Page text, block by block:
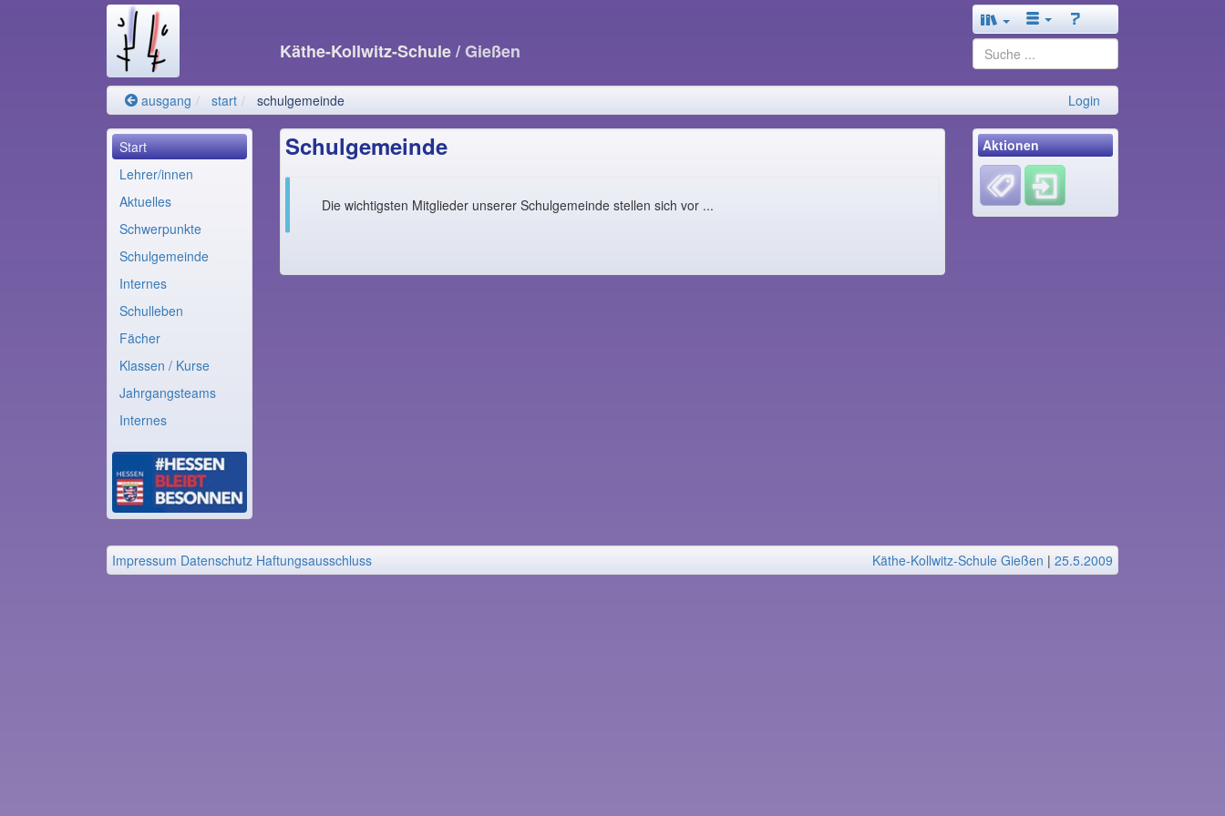
Käthe-Kollwitz-Schule/ Gießen
ausgang start schulgemeinde Login
Start
Lehrer/innen
Aktuelles
Schwerpunkte
Schulgemeinde
Internes
Schulleben
Fächer
Klassen / Kurse
Jahrgangsteams
Internes
Schulgemeinde
Die wichtigsten Mitglieder unserer Schulgemeinde stellen sich vor ...
Aktionen
Impressum Datenschutz Haftungsausschluss Käthe-Kollwitz-Schule Gießen | 25.5.2009